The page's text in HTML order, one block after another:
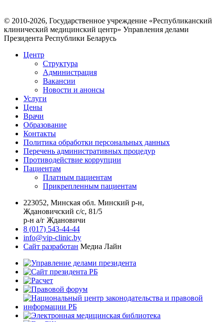
© 2010-2026, Государственное учреждение «Республиканский
клинический медицинский центр» Управления делами
Президента Республики Беларусь
Центр
Структура
Администрация
Вакансии
Новости и анонсы
Услуги
Цены
Врачи
Образование
Контакты
Политика обработки персональных данных
Перечень административных процедур
Противодействие коррупции
Пациентам
Платным пациентам
Прикрепленным пациентам
223052, Минская обл. Минский р-н,
Ждановичский с/с, 81/5
р-н а/г Ждановичи
8 (017) 543-44-44
info@vip-clinic.by
Сайт разработан Медиа Лайн